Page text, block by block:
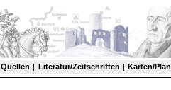
Quellen | Literatur/Zeitschriften | Karten/